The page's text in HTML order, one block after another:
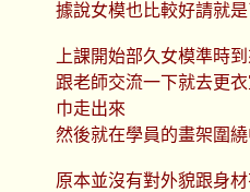
據說女模也比較好請就是
上課開始部久女模準時
跟老師交流一下就去更
巾走出來
然後就在學員的畫架圍
原本並沒有對外貌跟身